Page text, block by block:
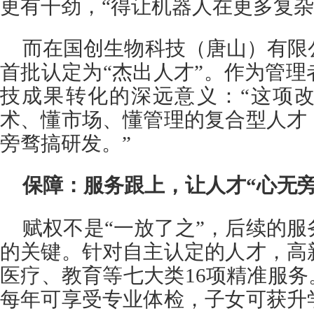
更有干劲，“得让机器人在更多复
而在国创生物科技（唐山）有
首批认定为“杰出人才”。作为管
技成果转化的深远意义：“这项
术、懂市场、懂管理的复合型人
旁骛搞研发。”
保障：服务跟上，让人才“心无
赋权不是“一放了之”，后续的
的关键。针对自主认定的人才，
医疗、教育等七大类16项精准服
每年可享受专业体检，子女可获